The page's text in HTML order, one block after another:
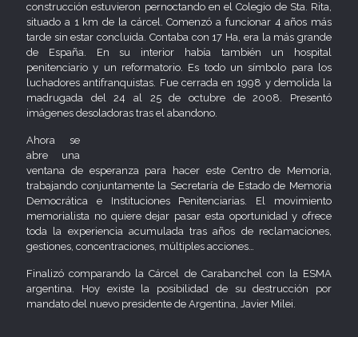
construcción estuvieron pernoctando en el Colegio de Sta. Rita,
situado a 1 km de la cárcel. Comenzó a funcionar 4 años más
tarde sin estar concluida. Contaba con 17 Ha, era la más grande
de España. En su interior había también un hospital
penitenciario y un reformatorio. Es todo un símbolo para los
luchadores antifranquistas. Fue cerrada en 1998 y demolida la
madrugada del 24 al 25 de octubre de 2008. Presentó
imágenes desoladoras tras el abandono.
Ahora se
abre una
ventana de esperanza para hacer este Centro de Memoria,
trabajando conjuntamente la Secretaría de Estado de Memoria
Democrática e Instituciones Penitenciarias. El movimiento
memorialista no quiere dejar pasar esta oportunidad y ofrece
toda la experiencia acumulada tras años de reclamaciones,
gestiones, concentraciones, múltiples acciones…
Finalizó comparando la Cárcel de Carabanchel con la ESMA
argentina. Hoy existe la posibilidad de su destrucción por
mandato del nuevo presidente de Argentina, Javier Milei.